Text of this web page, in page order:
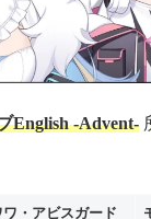
English -Advent-
ワ・アビスガード